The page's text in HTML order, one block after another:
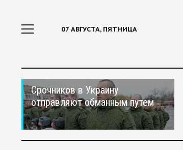
07 АВГУСТА, ПЯТНИЦА
Срочников в Украину
отправляют обманным путем